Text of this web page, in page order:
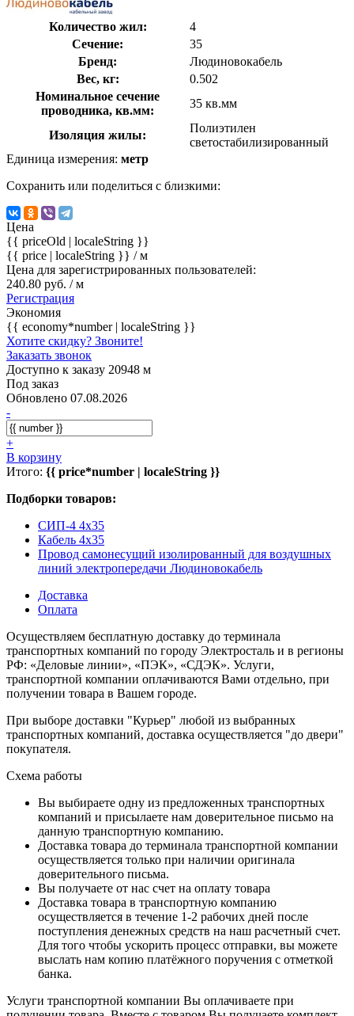
Количество жил:
4
Сечение:
35
Бренд:
Людиновокабель
Вес, кг:
0.502
Номинальное сечение
проводника, кв.мм:
35 кв.мм
Изоляция жилы:
Полиэтилен
светостабилизированный
Единица измерения: метр
Сохранить или поделиться с близкими:
Цена
{{ priceOld | localeString }}
{{ price | localeString }} / м
Цена для зарегистрированных пользователей:
240.80 руб. / м
Регистрация
Экономия
{{ economy*number | localeString }}
Хотите скидку? Звоните!
Заказать звонок
Доступно к заказу 20948 м
Под заказ
Обновлено 07.08.2026
-
+
В корзину
Итого: {{ price*number | localeString }}
Подборки товаров:
СИП-4 4x35
Кабель 4x35
Провод самонесущий изолированный для воздушных
линий электропередачи Людиновокабель
Доставка
Оплата
Осуществляем бесплатную доставку до терминала
транспортных компаний по городу Электросталь и в регионы
РФ: «Деловые линии», «ПЭК», «СДЭК». Услуги,
транспортной компании оплачиваются Вами отдельно, при
получении товара в Вашем городе.
При выборе доставки "Курьер" любой из выбранных
транспортных компаний, доставка осуществляется "до двери"
покупателя.
Схема работы
Вы выбираете одну из предложенных транспортных
компаний и присылаете нам доверительное письмо на
данную транспортную компанию.
Доставка товара до терминала транспортной компании
осуществляется только при наличии оригинала
доверительного письма.
Вы получаете от нас счет на оплату товара
Доставка товара в транспортную компанию
осуществляется в течение 1-2 рабочих дней после
поступления денежных средств на наш расчетный счет.
Для того чтобы ускорить процесс отправки, вы можете
выслать нам копию платёжного поручения с отметкой
банка.
Услуги транспортной компании Вы оплачиваете при